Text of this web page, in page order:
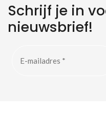
Schrijf je in
nieuwsbrief!